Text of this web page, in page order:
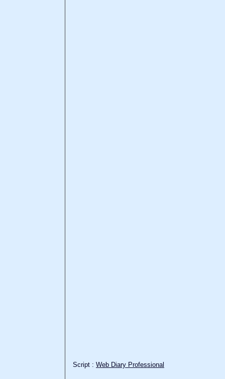
Script : Web Diary Professional